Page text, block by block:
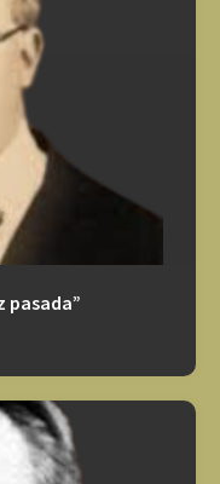
pasada”